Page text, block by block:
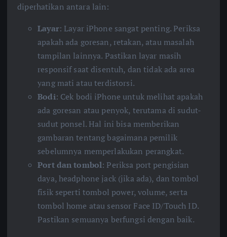
diperhatikan antara lain:
Layar: Layar iPhone sangat penting. Periksa
apakah ada goresan, retakan, atau masalah
tampilan lainnya. Pastikan layar masih
responsif saat disentuh, dan tidak ada area
yang mati atau terdistorsi.
Bodi: Cek bodi iPhone untuk melihat apakah
ada goresan atau penyok, terutama di sudut-
sudut ponsel. Hal ini bisa memberikan
gambaran tentang bagaimana pemilik
sebelumnya memperlakukan perangkat.
Port dan tombol: Periksa port pengisian
daya, headphone jack (jika ada), dan tombol
fisik seperti tombol power, volume, serta
tombol home atau sensor Face ID/Touch ID.
Pastikan semuanya berfungsi dengan baik.